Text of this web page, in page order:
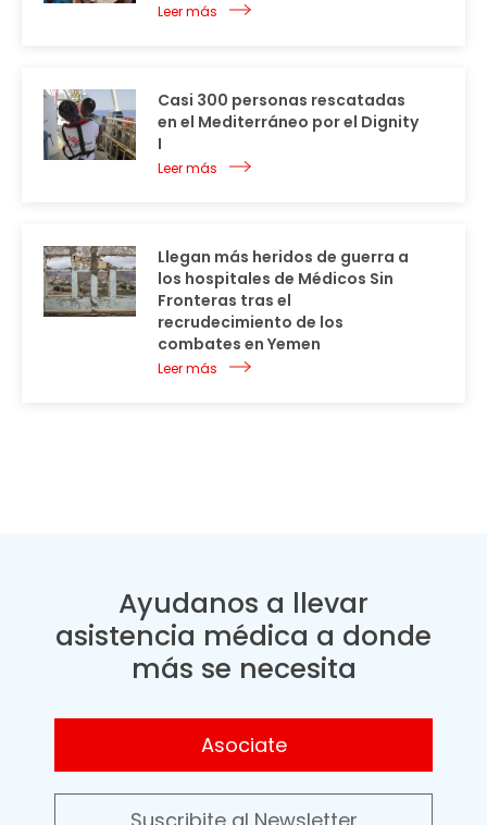
Leer más
Casi 300 personas rescatadas
en el Mediterráneo por el Dignity
I
Leer más
Llegan más heridos de guerra a
los hospitales de Médicos Sin
Fronteras tras el
recrudecimiento de los
combates en Yemen
Leer más
Ayudanos a llevar
asistencia médica a donde
más se necesita
Asociate